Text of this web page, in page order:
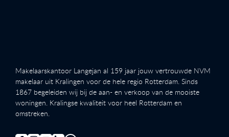
Makelaarskantoor Langejan al 159 jaar jouw vertrouwde NVM
makelaar uit Kralingen voor de hele regio Rotterdam. Sinds
1867 begeleiden wij bij de aan- en verkoop van de mooiste
woningen. Kralingse kwaliteit voor heel Rotterdam en
omstreken.